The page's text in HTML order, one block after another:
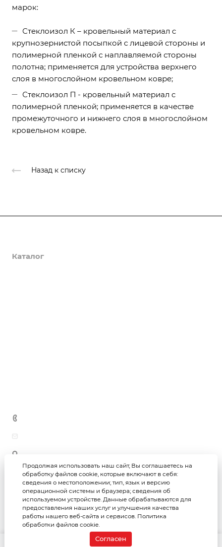
марок:
Стеклоизол К – кровельный материал с
крупнозернистой посыпкой с лицевой стороны и
полимерной пленкой с наплавляемой стороны
полотна; применяется для устройства верхнего
слоя в многослойном кровельном ковре;
Стеклоизол П - кровельный материал с
полимерной пленкой; применяется в качестве
промежуточного и нижнего слоя в многослойном
кровельном ковре.
Назад к списку
Изготовление и монтаж металлоконструкций
Каталог
625059, г. Тюмень, ул. Юности, 97 (склад)
Астар-групп © 2026 Политика конфиденциальности
Создание интернет-магазина
Продвижение сайта
Продолжая использовать наш сайт, Вы соглашаетесь на
обработку файлов cookie, которые включают в себя:
сведения о местоположении; тип, язык и версию
операционной системы и браузера; сведения об
используемом устройстве. Данные обрабатываются для
предоставления наших услуг и улучшения качества
работы нашего веб-сайта и сервисов. Политика
обработки файлов cookie.
Согласен